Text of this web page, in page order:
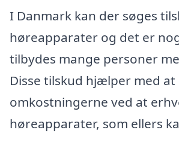
I Danmark kan der søges
høreapparater og det er
tilbydes mange personer
Disse tilskud hjælper med
omkostningerne ved at
høreapparater, som ellers